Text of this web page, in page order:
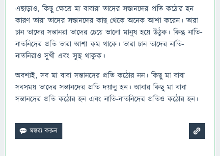
এছাড়াও, কিছু ক্ষেত্রে মা বাবারা তাদের সন্তানদের প্রতি কঠোর হন
কারণ তারা তাদের সন্তানদের কাছ থেকে অনেক আশা করেন। তারা
চান তাদের সন্তানরা তাদের চেয়ে ভালো মানুষ হয়ে উঠুক। কিন্তু নাতি-
নাতনিদের প্রতি তারা আশা কম থাকে। তারা চান তাদের নাতি-
নাতনিরাও সুখী এবং সুস্থ থাকুক।
অবশ্যই, সব মা বাবা সন্তানদের প্রতি কঠোর নন। কিছু মা বাবা
সবসময় তাদের সন্তানদের প্রতি দয়ালু হন। আবার কিছু মা বাবা
সন্তানদের প্রতি কঠোর হন এবং নাতি-নাতনিদের প্রতিও কঠোর হন।